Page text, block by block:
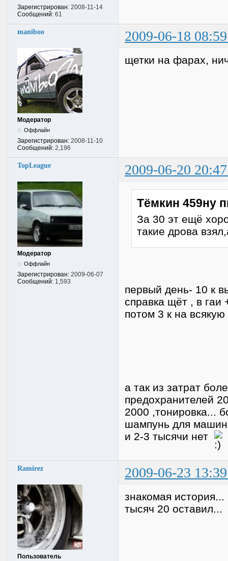
Зарегистрирован: 2008-11-14
Сообщений: 61
maniboo 2009-06-18
Модератор
Оффлайн
Зарегистрирован: 2008-11-10
Сообщений: 2,196
щетки на фарах,
TopLeague 2009-06-20
Модератор
Оффлайн
Зарегистрирован: 2009-06-07
Сообщений: 1,593
Тёмкин 459ну
За 30 эт ещё
такие дрова
первый день- 10 к
справка щёт , в
потом 3 к на
а так из затрат
предохранителей
2000 ,тонировка...
шампунь для
и 2-3 тысячи нет
Ramirez 2009-06-23
Пользователь
знакомая
тысяч 20 оставил...